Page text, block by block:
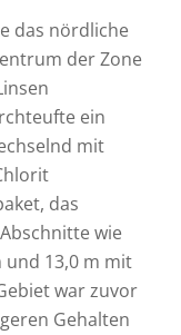
das nördliche
der Zone
ein
mit
das
wie
und 13,0 m mit
war zuvor
Gehalten